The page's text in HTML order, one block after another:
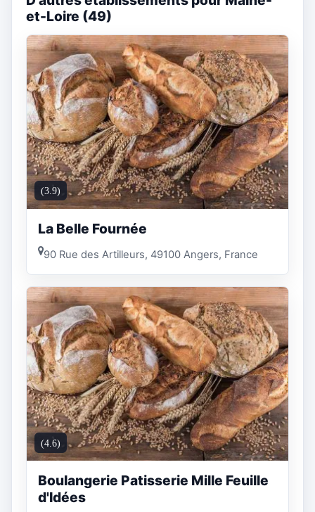
et-Loire (49)
(3.9)
La Belle Fournée
90 Rue des Artilleurs, 49100 Angers, France
(4.6)
Boulangerie Patisserie Mille Feuille
d'Idées